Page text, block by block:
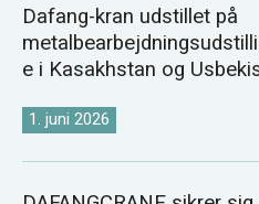
Dafang-kran udstillet på
e i Kasakhstan og
1. juni 2026